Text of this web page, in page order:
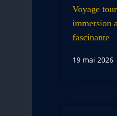
Voyage
immersion
fascinante
19 mai 2026